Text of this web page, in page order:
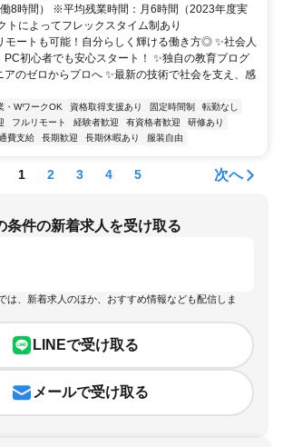
8時間） ※平均残業時間：月6時間（2023年度実
によってフレックスタイム制あり
モートも可能！自分らしく輝ける働き方◎ ✨社会人
PC初心者でも安心スタート！ ✨独自の教育プログ
アのゼロからプロへ ✨最新の技術で社会を支え、感
・WワークOK 資格取得支援あり 固定時間制
転勤なし
フルリモート 経験者歓迎 有資格者歓迎
研修あり
費支給 長期歓迎 長期休暇あり 服装自由
1 2 3 4 5 次へ
条件の新着求人を受け取る
は、新着求人のほか、おすすめ情報なども配信しま
LINEで受け取る
メールで受け取る